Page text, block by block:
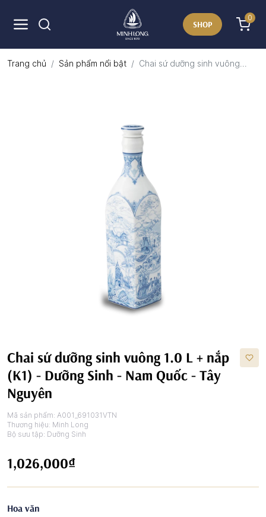
SHOP
0
Trang chủ Sản phẩm nổi bật Chai sứ dưỡng sinh vuông...
Chai sứ dưỡng sinh vuông 1.0 L + nắp
(K1) - Dưỡng Sinh - Nam Quốc - Tây
Nguyên
Mã sản phẩm: A001_691031VTN
Thương hiệu: Minh Long
Bộ sưu tập: Dưỡng Sinh
1,026,000₫
Hoa văn